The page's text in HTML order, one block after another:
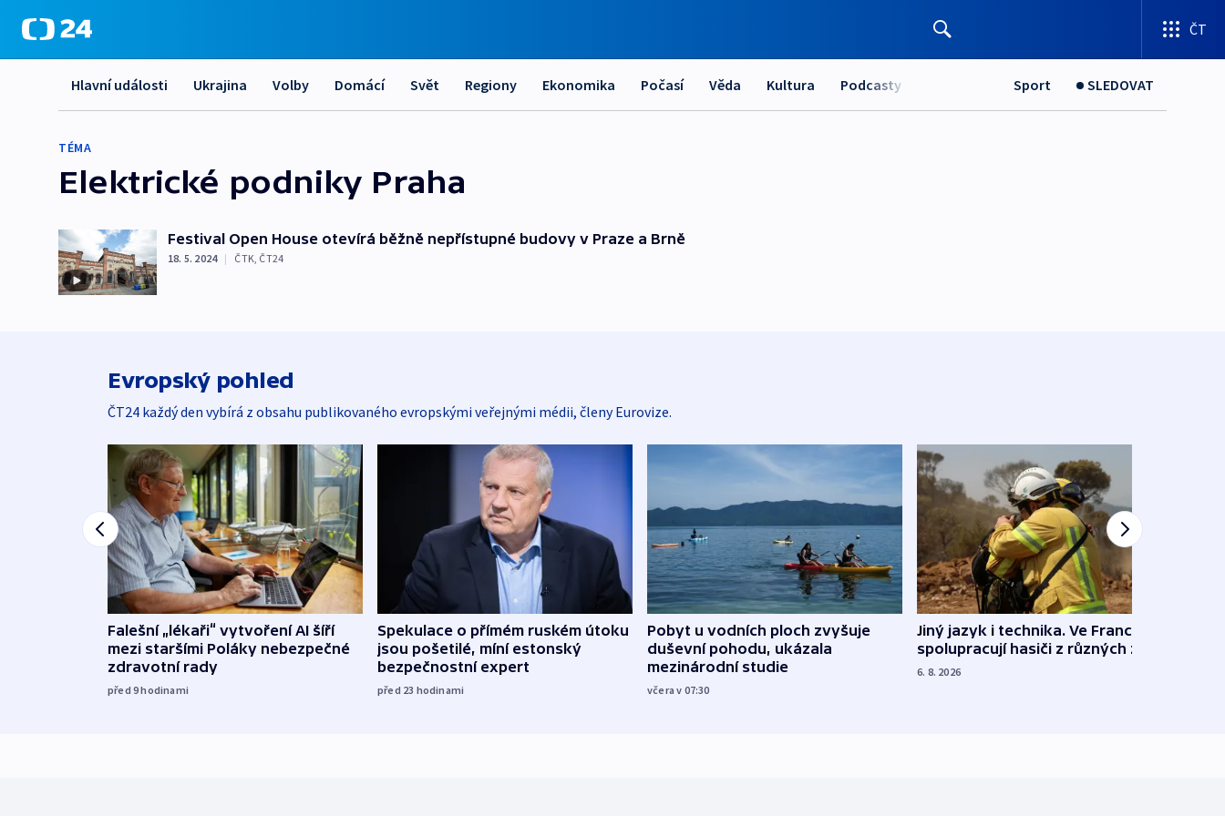
ČT
Hlavní události Ukrajina Volby Domácí Svět Regiony Ekonomika Počasí Věda Kultura Podcasty Sport SLEDOVAT
TÉMA
Elektrické podniky Praha
Festival Open House otevírá běžně nepřístupné budovy v Praze a Brně
18. 5. 2024 | ČTK, ČT24
Evropský pohled
ČT24 každý den vybírá z obsahu publikovaného evropskými veřejnými médii, členy Eurovize.
Falešní „lékaři“ vytvoření AI šíří
mezi staršími Poláky nebezpečné
zdravotní rady
před 9hodinami
Spekulace o přímém ruském útoku
jsou pošetilé, míní estonský
bezpečnostní expert
před 23 hodinami
Pobyt u vodních ploch zvyšuje
duševní pohodu, ukázala
mezinárodní studie
včera v 07:30
Jiný jazyk i technika. Ve Francii
spolupracují hasiči z různých zemí
6. 8. 2026